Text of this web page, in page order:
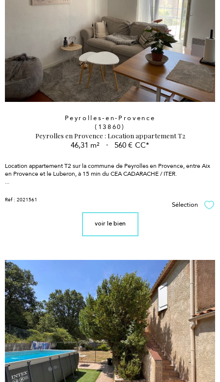
Peyrolles-en-Provence
(13860)
Peyrolles en Provence : Location appartement T2
46,31 m² - 560 € CC*
Location appartement T2 sur la commune de Peyrolles en Provence, entre Aix
en Provence et le Luberon, à 15 min du CEA CADARACHE / ITER.
...
Réf : 2021561
Sélection
voir le bien